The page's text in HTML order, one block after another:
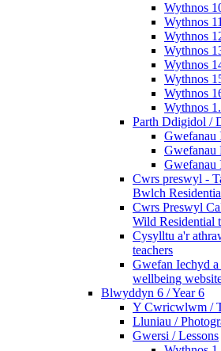
Wythnos
Wythnos
Wythnos
Wythnos
Wythnos
Wythnos
Wythnos
Wythnos
Parth Ddigidol /
Gwefanau
Gwefanau
Gwefanau
Cwrs preswyl -
Bwlch
Cwrs Preswyl
Wild Residential
Cysylltu a'r
teachers
Gwefan Iechyd
wellbeing
Blwyddyn 6 / Year 6
Y Cwricwlwm /
Lluniau /
Gwersi / Lessons